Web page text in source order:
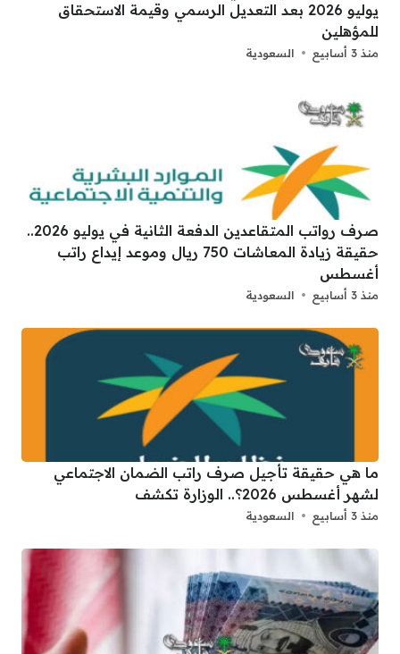
يوليو 2026 بعد التعديل الرسمي وقيمة الاستحقاق
للمؤهلين
منذ 3 أسابيع السعودية
صرف رواتب المتقاعدين الدفعة الثانية في يوليو 2026..
حقيقة زيادة المعاشات 750 ريال وموعد إيداع راتب
أغسطس
منذ 3 أسابيع السعودية
ما هي حقيقة تأجيل صرف راتب الضمان الاجتماعي
لشهر أغسطس 2026؟.. الوزارة تكشف
منذ 3 أسابيع السعودية